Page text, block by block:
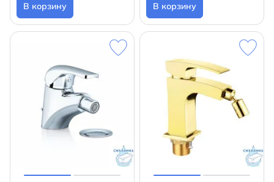
В корзину В корзину